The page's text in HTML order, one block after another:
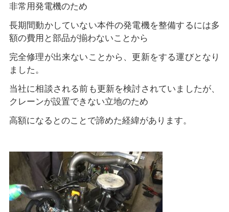
非常用発電機のため
長期間動かしていない本件の発電機を整備するには多
額の費用と部品が揃わないことから
完全修理が出来ないことから、更新をする運びとなり
ました。
当社に相談される前も更新を検討されていましたが、
クレーンが設置できない立地のため
高額になるとのことで諦めた経緯があります。